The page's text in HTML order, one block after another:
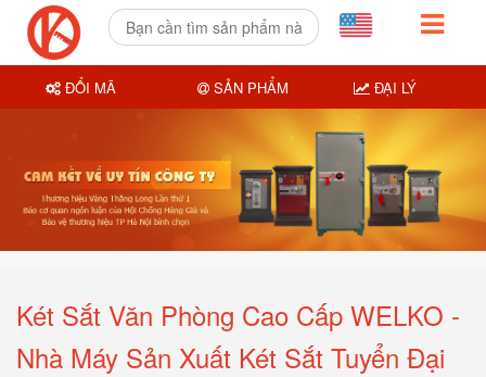
Két Sắt Văn Phòng Cao Cấp WELKO -
Nhà Máy Sản Xuất Két Sắt Tuyển Đại
ĐỔI MÃ SẢN PHẨM ĐẠI LÝ